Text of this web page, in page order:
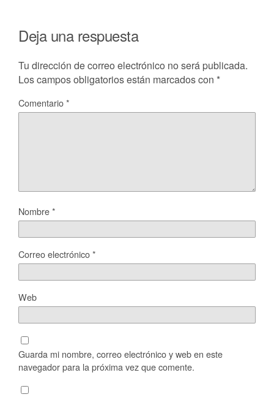
Deja una respuesta
Tu dirección de correo electrónico no será publicada.
Los campos obligatorios están marcados con *
Comentario*
Nombre*
Correo electrónico*
Web
Guarda mi nombre, correo electrónico y web en este
navegador para la próxima vez que comente.